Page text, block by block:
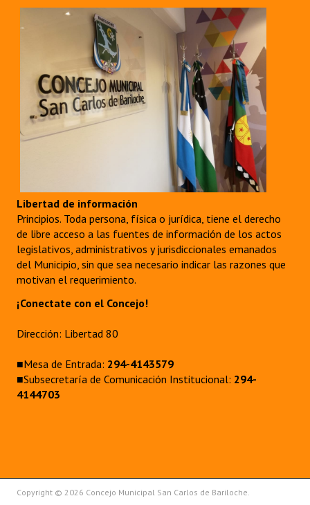
Libertad de información
Principios. Toda persona, física o jurídica, tiene el derecho
de libre acceso a las fuentes de información de los actos
legislativos, administrativos y jurisdiccionales emanados
del Municipio, sin que sea necesario indicar las razones que
motivan el requerimiento.
¡Conectate con el Concejo!
Dirección: Libertad 80
■Mesa de Entrada: 294-4143579
■Subsecretaría de Comunicación Institucional: 294-
4144703
Copyright © 2026 Concejo Municipal San Carlos de Bariloche.